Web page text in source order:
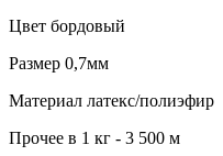
Цвет бордовый
Размер 0,7мм
Материал латекс/полиэфир
Прочее в 1 кг - 3 500 м